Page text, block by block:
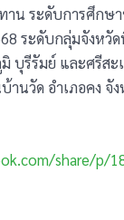
าน ระดับการศึกษ
ระดับกลุ่มจังหวั
บุรีรัมย์ และศรีส
านวัด อำเภอคง จั
share/p/